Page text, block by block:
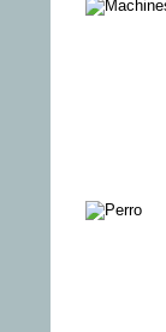
KADYAS
FUOCO
SACRO